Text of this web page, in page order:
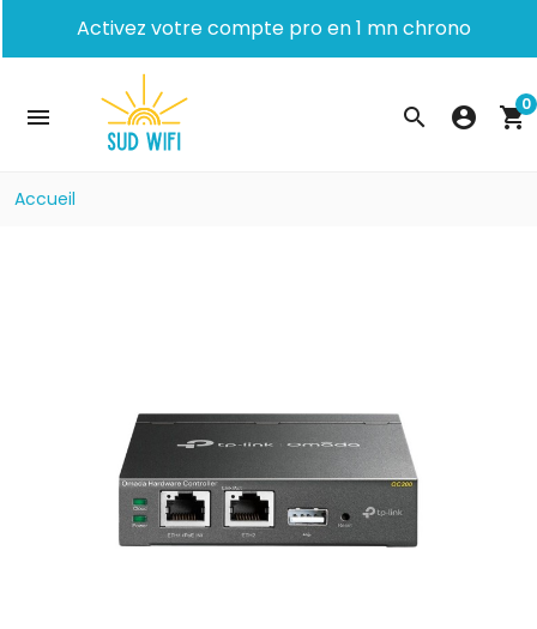
Activez votre compte pro en 1 mn chrono
search
menu account_circle shopping_cart0
Accueil